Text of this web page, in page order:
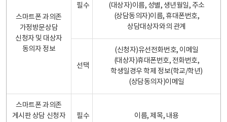
스마트폰 과의존
가정방문상담
신청자 및 대상자
동의자 정보
필수
(대상자)이름, 성별, 생년월일, 주소
(상담동의자)이름, 휴대폰번호,
상담대상자와의 관계
선택
(신청자)유선전화번호, 이메일
(대상자)휴대폰번호, 전화번호,
학생일경우 학제 정보(학교/학년)
(상담동의자)이메일
스마트폰 과의존
게시판 상담 신청자
필수 이름, 제목, 내용